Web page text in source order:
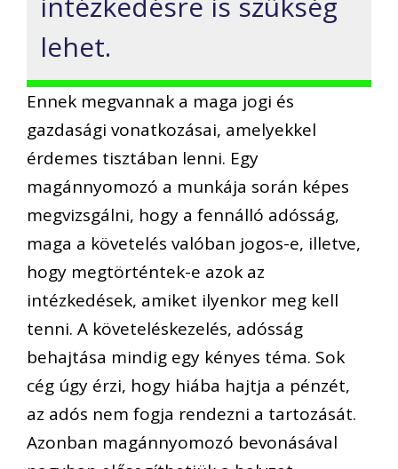
lehet.
Ennek megvannak a maga jogi és
gazdasági vonatkozásai, amelyekkel
érdemes tisztában lenni. Egy
magánnyomozó a munkája során képes
megvizsgálni, hogy a fennálló adósság,
maga a követelés valóban jogos-e, illetve,
hogy megtörténtek-e azok az
intézkedések, amiket ilyenkor meg kell
tenni. A követeléskezelés, adósság
behajtása mindig egy kényes téma. Sok
cég úgy érzi, hogy hiába hajtja a pénzét,
az adós nem fogja rendezni a tartozását.
Azonban magánnyomozó bevonásával